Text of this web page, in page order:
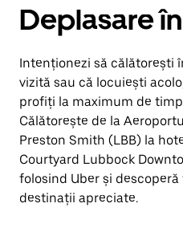
Deplasare
Intenționezi să călătorești
vizită sau că locuiești
profiți la maximum de
Călătorește de la
Preston Smith (LBB) la
Courtyard Lubbock
folosind Uber și descoperă
destinații apreciate.